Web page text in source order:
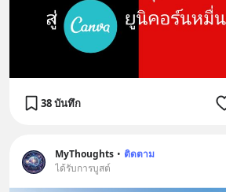
38 บันทึก
MyThoughts • ติดตาม
ได้รับการบูสต์